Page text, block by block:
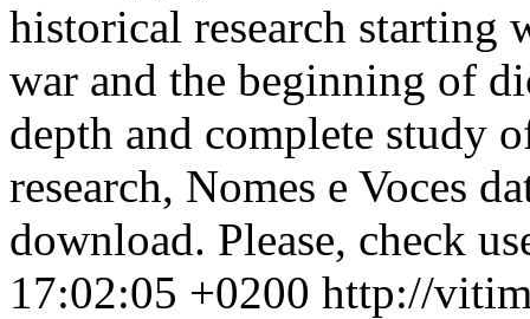
historical research starting
war and the beginning of
depth and complete study
research, Nomes e Voces
download. Please, check
17:02:05 +0200 http://